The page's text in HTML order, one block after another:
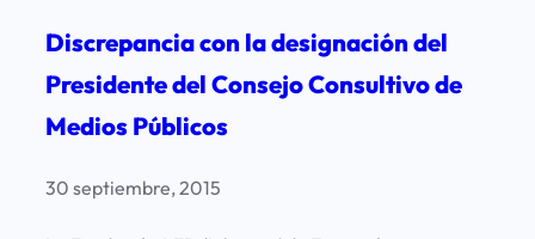
Discrepancia con la designación del
Presidente del Consejo Consultivo de
Medios Públicos
30 septiembre, 2015